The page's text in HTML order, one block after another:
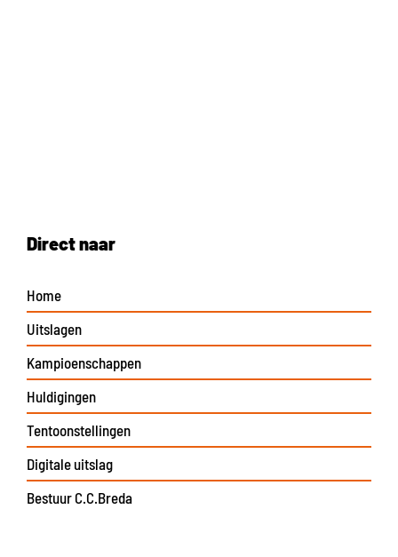
Direct naar
Home
Uitslagen
Kampioenschappen
Huldigingen
Tentoonstellingen
Digitale uitslag
Bestuur C.C.Breda